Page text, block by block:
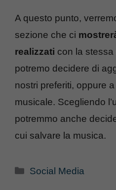
A questo punto,
sezione che ci
realizzati con la
potremo decidere di
nostri preferiti, oppure
musicale. Scegliendo
potremmo anche
cui salvare la musica.
Categorie
Social Media